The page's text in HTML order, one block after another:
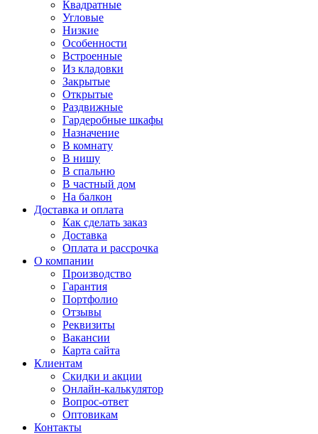
Квадратные
Угловые
Низкие
Особенности
Встроенные
Из кладовки
Закрытые
Открытые
Раздвижные
Гардеробные шкафы
Назначение
В комнату
В нишу
В спальню
В частный дом
На балкон
Доставка и оплата
Как сделать заказ
Доставка
Оплата и рассрочка
О компании
Производство
Гарантия
Портфолио
Отзывы
Реквизиты
Вакансии
Карта сайта
Клиентам
Скидки и акции
Онлайн-калькулятор
Вопрос-ответ
Оптовикам
Контакты